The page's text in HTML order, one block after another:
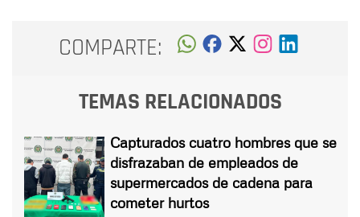
COMPARTE:
TEMAS RELACIONADOS
Capturados cuatro hombres que se
disfrazaban de empleados de
supermercados de cadena para
cometer hurtos